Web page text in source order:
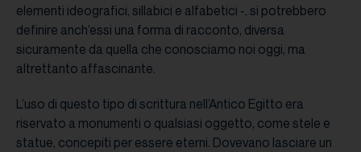
elementi ideografici, sillabici e alfabetici -, si potrebbero
definire anch’essi una forma di racconto, diversa
sicuramente da quella che conosciamo noi oggi, ma
altrettanto affascinante.
L’uso di questo tipo di scrittura nell’Antico Egitto era
riservato a monumenti o qualsiasi oggetto, come stele e
statue, concepiti per essere eterni. Dovevano lasciare un